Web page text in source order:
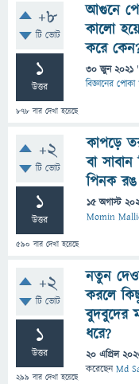
+8
টি ভোট
1
উত্তর
878 বার দেখা হয়েছে
আগুনে
কালো
করে
30 জুন 2021
বিজ্ঞানের
+2
টি ভোট
1
উত্তর
590 বার দেখা হয়েছে
কাপড়ে
বা
পিনক
15 অগাস্ট
Momin
+2
টি ভোট
1
উত্তর
299 বার দেখা হয়েছে
নতুন
করলে
বুদবুদের
ধরে?
20 এপ্রিল
করেছেনMd